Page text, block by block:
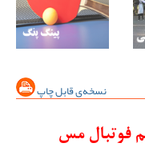
نسخه‌ی قابل چاپ
فوتبال مس